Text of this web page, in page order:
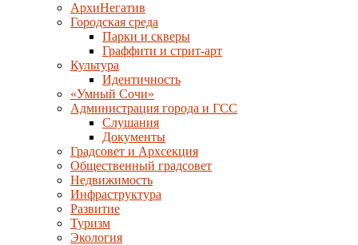
АрхиНегатив
Городская среда
Парки и скверы
Граффити и стрит-арт
Культура
Идентичность
«Умный Сочи»
Администрация города и ГСС
Слушания
Документы
Градсовет и Архсекция
Общественный градсовет
Недвижимость
Инфраструктура
Развитие
Туризм
Экология